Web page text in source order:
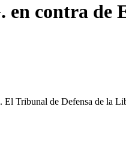
en contra de
Tribunal de Defensa de la